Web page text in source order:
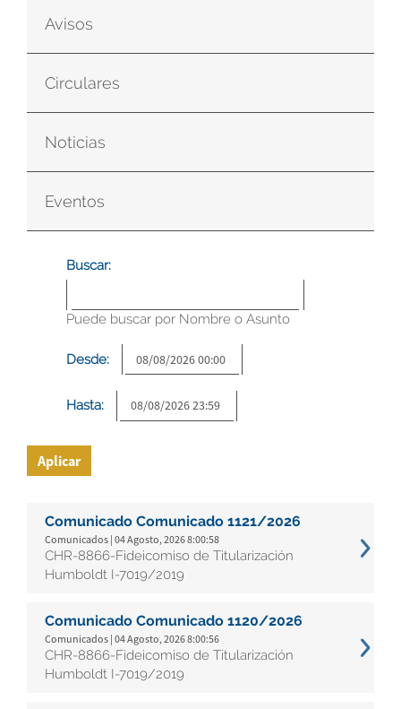
Avisos
Circulares
Noticias
Eventos
Buscar:
Puede buscar por Nombre o Asunto
Desde:
Hasta:
Aplicar
Comunicado Comunicado 1121/2026
Comunicados | 04 Agosto, 2026 8:00:58
CHR-8866-Fideicomiso de Titularización
Humboldt I-7019/2019
Comunicado Comunicado 1120/2026
Comunicados | 04 Agosto, 2026 8:00:56
CHR-8866-Fideicomiso de Titularización
Humboldt I-7019/2019